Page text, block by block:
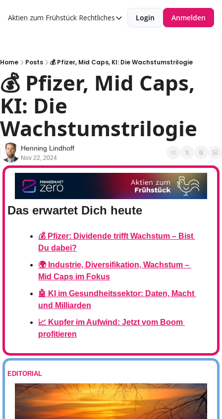
Aktien zum Frühstück Rechtliches
Rechtliches
Impressum
Login Anmelden
Home Posts 💰 Pfizer, Mid Caps, KI: Die Wachstumstrilogie
💰 Pfizer, Mid Caps,
KI: Die
Wachstumstrilogie
Henning Lindhoff
Nov 22, 2024
Das erwartet Dich heute
💰 Pfizer: Dividende trifft Wachstum – Bist
Du dabei?
🌍 Industrie, Diversifikation, Wachstum –
Mid Caps im Fokus
🤖 KI im Gesundheitssektor: Daten, Macht
und Milliarden
📈 Kupfer im Aufwind: Jetzt vom Boom
profitieren
EDITORIAL